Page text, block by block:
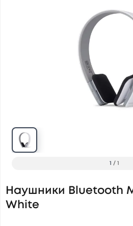
1 / 1
Наушники Bluetooth
White